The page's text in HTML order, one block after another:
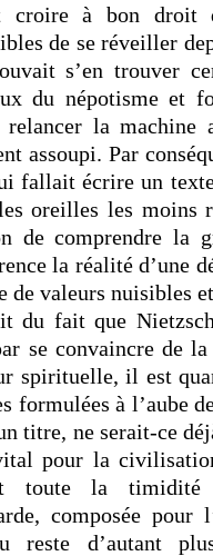
croire à bon droit
de se réveiller
s’en trouver
du népotisme et
relancer la
assoupi. Par
fallait écrire un texte
oreilles les moins
de comprendre la
la réalité d’une
de valeurs nuisibles
du fait que
se convaincre de
spirituelle, il est
formulées à l’aube
titre, ne serait-ce
pour la
toute la timidité
composée pour
reste d’autant